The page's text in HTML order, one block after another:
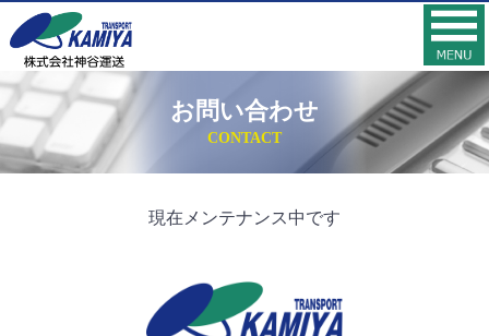
お問い合わせ
CONTACT
現在メンテナンス中です